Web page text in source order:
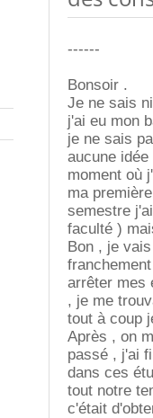
------
Bonsoir .
Je ne sais
j'ai eu mon
je ne sais
aucune
moment où
ma
semestre
faculté )
Bon , je
arrêter mes
, je me
tout à coup
Après , on
passé , j'ai
dans ces
tout notre
c'était